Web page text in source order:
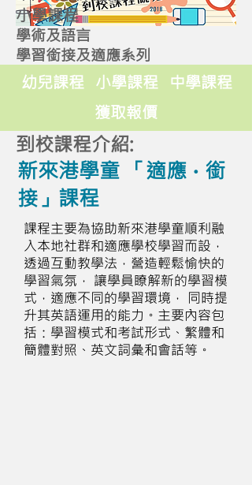
小學課程
學術及語言
學習銜接及適應系列
幼兒課程 小學課程
中學課程
獲取報價
到校課程介紹:
新來港學童 「適應 ∙ 銜
接」課程
課程主要為協助新來港學童順利融
入本地社群和適應學校學習而設，
透過互動教學法，營造輕鬆愉快的
學習氣氛， 讓學員瞭解新的學習模
式，適應不同的學習環境， 同時提
升其英語運用的能力。主要內容包
括：學習模式和考試形式、繁體和
簡體對照、英文詞彙和會話等。